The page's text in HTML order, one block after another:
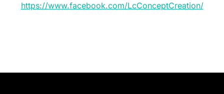
https://www.facebook.com/LcConceptCreation/